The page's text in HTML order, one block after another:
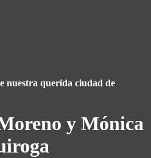
nuestra querida ciudad de
y Mónica